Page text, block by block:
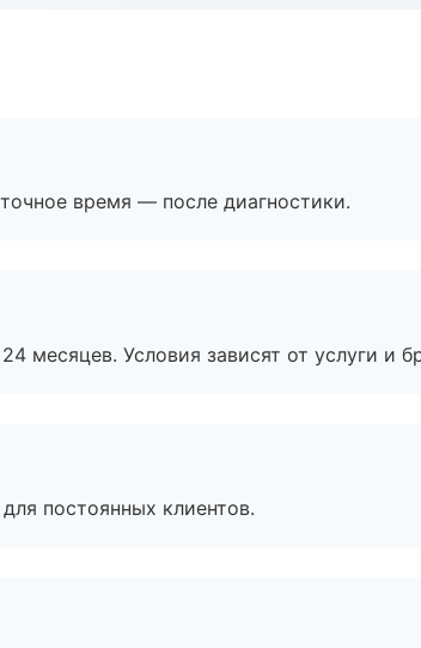
время — после диагностики.
месяцев. Условия зависят от услуги и
постоянных клиентов.